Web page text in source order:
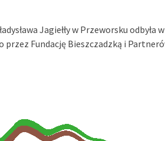
Jagiełły w Przeworsku
Fundację Bieszczadzką i